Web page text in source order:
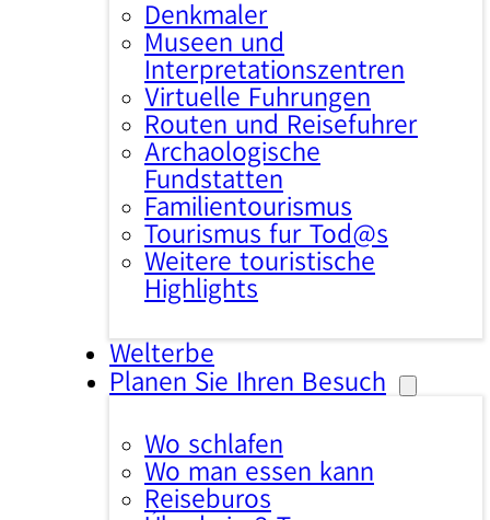
Denkmäler
Museen und
Interpretationszentren
Virtuelle Führungen
Routen und Reiseführer
Archäologische
Fundstätten
Familientourismus
Tourismus für Tod@s
Weitere touristische
Highlights
Welterbe
Planen Sie Ihren Besuch
Wo schlafen
Wo man essen kann
Reisebüros